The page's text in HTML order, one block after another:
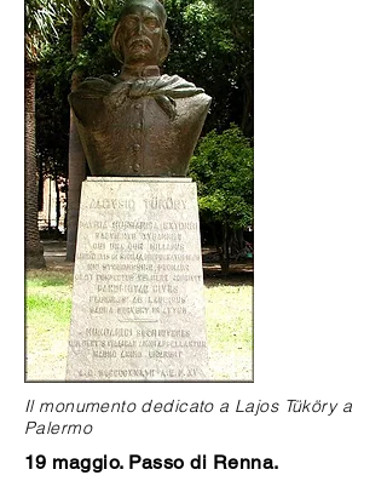
Il monumento dedicato a Lajos Tüköry a
Palermo
19 maggio. Passo di Renna.